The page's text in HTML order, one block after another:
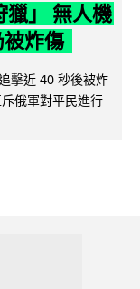
獵」 無人機
炸傷
擊近 40 秒後被炸
俄軍對平民進行